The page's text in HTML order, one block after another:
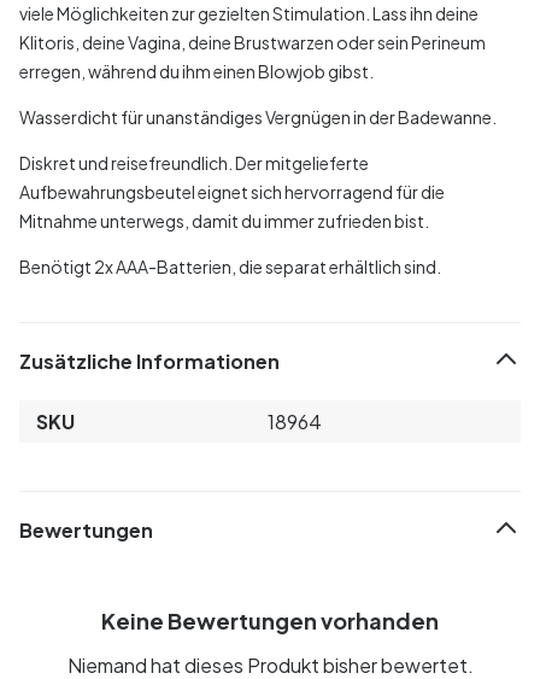
viele Möglichkeiten zur gezielten Stimulation. Lass ihn deine
Klitoris, deine Vagina, deine Brustwarzen oder sein Perineum
erregen, während du ihm einen Blowjob gibst.
Wasserdicht für unanständiges Vergnügen in der Badewanne.
Diskret und reisefreundlich. Der mitgelieferte
Aufbewahrungsbeutel eignet sich hervorragend für die
Mitnahme unterwegs, damit du immer zufrieden bist.
Benötigt 2x AAA-Batterien, die separat erhältlich sind.
Zusätzliche Informationen
SKU 18964
Bewertungen
Keine Bewertungen vorhanden
Niemand hat dieses Produkt bisher bewertet.